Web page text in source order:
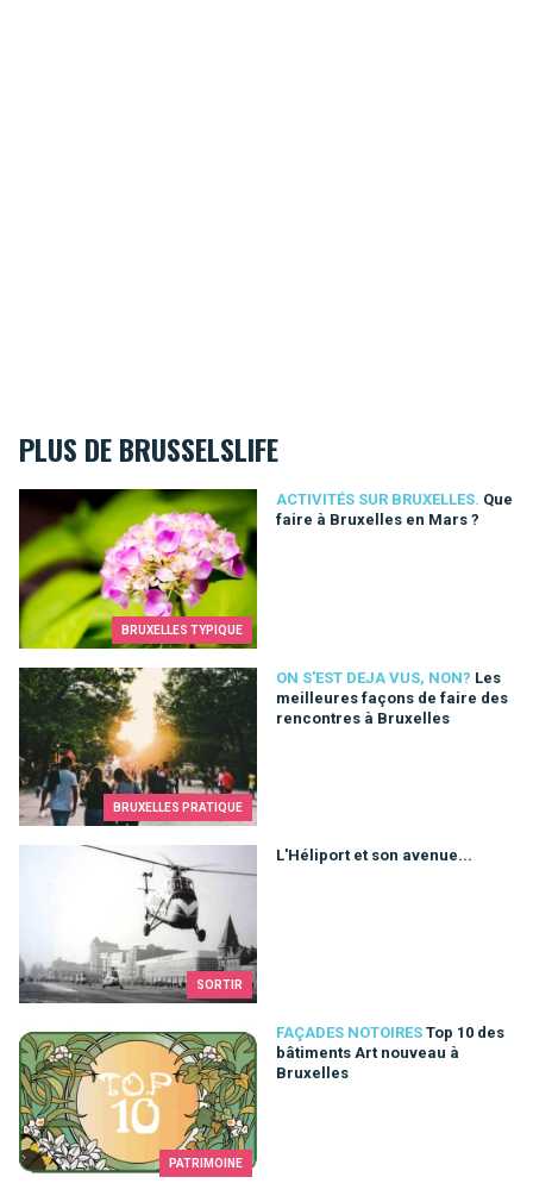
PLUS DE BRUSSELSLIFE
BRUXELLES TYPIQUE
ACTIVITÉS SUR BRUXELLES. Que
faire à Bruxelles en Mars ?
Que faire à Bruxelles en Mars ?
BRUXELLES PRATIQUE
ON S'EST DEJA VUS, NON? Les
meilleures façons de faire des
rencontres à Bruxelles
Les meilleures façons de faire des rencontres à Bruxelles
SORTIR
L'Héliport et son avenue...
L'Héliport et son avenue...
PATRIMOINE
FAÇADES NOTOIRES Top 10 des
bâtiments Art nouveau à
Bruxelles
Top 10 des bâtiments Art nouveau à Bruxelles